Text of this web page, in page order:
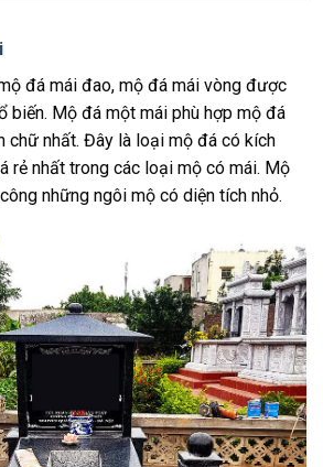
đá mái đao, mộ đá mái vòng được
biến. Mộ đá một mái phù hợp mộ đá
chữ nhất. Đây là loại mộ đá có kích
rẻ nhất trong các loại mộ có mái. Mộ
những ngôi mộ có diện tích nhỏ.